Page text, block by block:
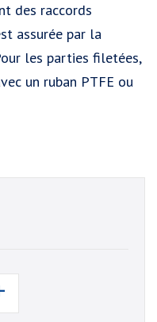
des raccords
assurée par la
les parties filetées,
un ruban PTFE ou